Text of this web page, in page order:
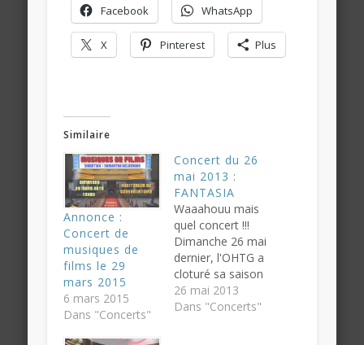
Facebook WhatsApp
X Pinterest Plus
Similaire
Annonce :
Concert de
musiques de
films le 29
mars 2015
6 mars 2015
Dans "Concerts"
Concert du 26
mai 2013 :
FANTASIA
Waaahouu mais
quel concert !!!
Dimanche 26 mai
dernier, l'OHTG a
cloturé sa saison
2012-2013 par un
grand Ciné-
26 mai 2013
Dans "Concerts"